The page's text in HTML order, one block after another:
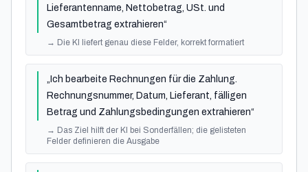
Lieferantenname, Nettobetrag, USt. und
Gesamtbetrag extrahieren“
→ Die KI liefert genau diese Felder, korrekt formatiert
„Ich bearbeite Rechnungen für die Zahlung.
Rechnungsnummer, Datum, Lieferant, fälligen
Betrag und Zahlungsbedingungen extrahieren“
→ Das Ziel hilft der KI bei Sonderfällen; die gelisteten
Felder definieren die Ausgabe